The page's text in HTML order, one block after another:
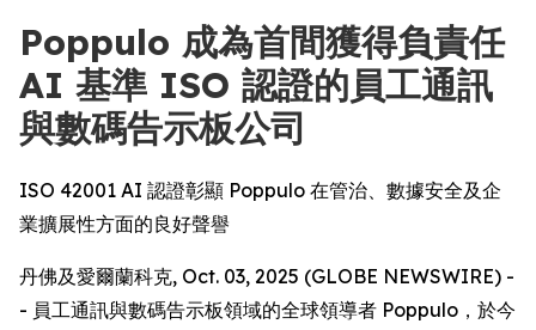
Poppulo 成為首間獲得負責任
AI 基準 ISO 認證的員工通訊
與數碼告示板公司
ISO 42001 AI 認證彰顯 Poppulo 在管治、數據安全及企
業擴展性方面的良好聲譽
丹佛及愛爾蘭科克, Oct. 03, 2025 (GLOBE NEWSWIRE) -
- 員工通訊與數碼告示板領域的全球領導者 Poppulo，於今